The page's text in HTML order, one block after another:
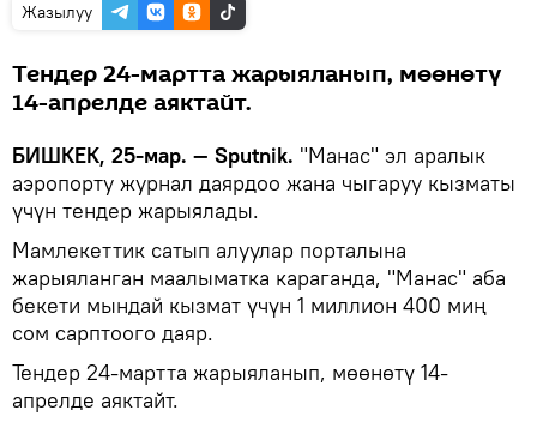
Жазылуу
Тендер 24-мартта жарыяланып, мөөнөтү
14-апрелде аяктайт.
БИШКЕК, 25-мар. — Sputnik. "Манас" эл аралык
аэропорту журнал даярдоо жана чыгаруу кызматы
үчүн тендер жарыялады.
Мамлекеттик сатып алуулар порталына
жарыяланган маалыматка караганда, "Манас" аба
бекети мындай кызмат үчүн 1 миллион 400 миң
сом сарптоого даяр.
Тендер 24-мартта жарыяланып, мөөнөтү 14-
апрелде аяктайт.